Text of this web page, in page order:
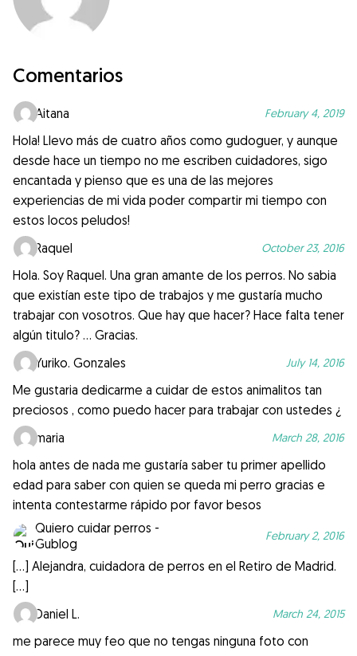
Comentarios
Aitana February 4, 2019
Hola! Llevo más de cuatro años como gudoguer, y aunque
desde hace un tiempo no me escriben cuidadores, sigo
encantada y pienso que es una de las mejores
experiencias de mi vida poder compartir mi tiempo con
estos locos peludos!
Raquel
October 23, 2016
Hola. Soy Raquel. Una gran amante de los perros. No sabia
que existían este tipo de trabajos y me gustaría mucho
trabajar con vosotros. Que hay que hacer? Hace falta tener
algún titulo? … Gracias.
Yuriko. Gonzales
July 14, 2016
Me gustaria dedicarme a cuidar de estos animalitos tan
preciosos , como puedo hacer para trabajar con ustedes ¿
maria
March 28, 2016
hola antes de nada me gustaría saber tu primer apellido
edad para saber con quien se queda mi perro gracias e
intenta contestarme rápido por favor besos
Quiero cuidar perros -
Gublog
February 2, 2016
[…] Alejandra, cuidadora de perros en el Retiro de Madrid.
[…]
Daniel L.
March 24, 2015
me parece muy feo que no tengas ninguna foto con